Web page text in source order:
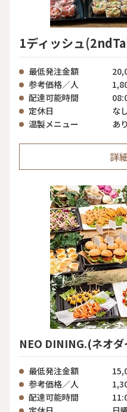
1ディッシュ
最低発注金額
参考価格／人
配達可能時間
定休日
な
温製メニュー
あり
詳
NEO DINING.(ネオ
最低発注金額
参考価格／人
配達可能時間